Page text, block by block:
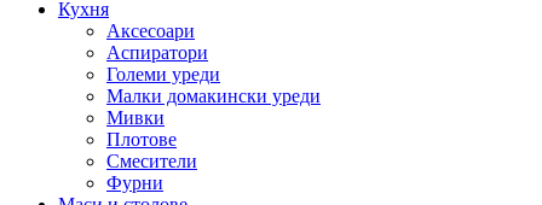
Кухня
Аксесоари
Аспиратори
Големи уреди
Малки домакински уреди
Мивки
Плотове
Смесители
Фурни